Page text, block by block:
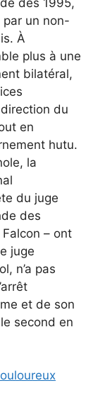
par un non-
À
plus à une
bilatéral,
du
en
hutu.
la
du juge
des
– ont
juge
n’a pas
et de son
second en